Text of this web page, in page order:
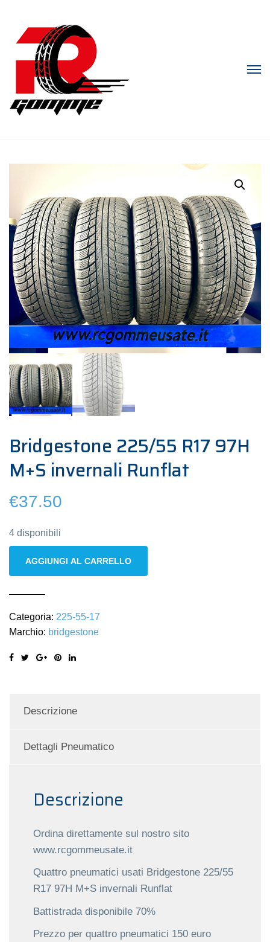
Bridgestone 225/55 R17 97H
M+S invernali Runflat
€37.50
4 disponibili
M+S
invernali
Runflat
AGGIUNGI AL CARRELLO
Categoria: 225-55-17
Marchio: bridgestone
Descrizione
Dettagli Pneumatico
Descrizione
Ordina direttamente sul nostro sito
www.rcgommeusate.it
Quattro pneumatici usati Bridgestone 225/55
R17 97H M+S invernali Runflat
Battistrada disponibile 70%
Prezzo per quattro pneumatici 150 euro